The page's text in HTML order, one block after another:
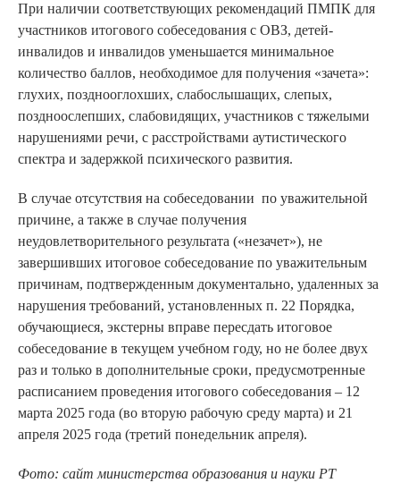
При наличии соответствующих рекомендаций ПМПК для
участников итогового собеседования с ОВЗ, детей-
инвалидов и инвалидов уменьшается минимальное
количество баллов, необходимое для получения «зачета»:
глухих, позднооглохших, слабослышащих, слепых,
поздноослепших, слабовидящих, участников с тяжелыми
нарушениями речи, с расстройствами аутистического
спектра и задержкой психического развития.
В случае отсутствия на собеседовании по уважительной
причине, а также в случае получения
неудовлетворительного результата («незачет»), не
завершивших итоговое собеседование по уважительным
причинам, подтвержденным документально, удаленных за
нарушения требований, установленных п. 22 Порядка,
обучающиеся, экстерны вправе пересдать итоговое
собеседование в текущем учебном году, но не более двух
раз и только в дополнительные сроки, предусмотренные
расписанием проведения итогового собеседования – 12
марта 2025 года (во вторую рабочую среду марта) и 21
апреля 2025 года (третий понедельник апреля).
Фото: сайт министерства образования и науки РТ